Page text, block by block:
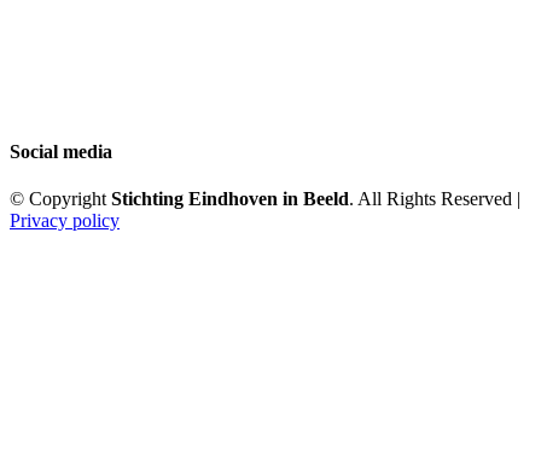
Social media
© CopyrightStichting Eindhoven in Beeld. All Rights Reserved |
Privacy policy